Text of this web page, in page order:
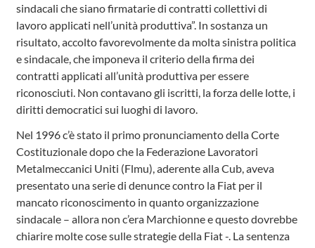
sindacali che siano firmatarie di contratti collettivi di
lavoro applicati nell’unità produttiva”. In sostanza un
risultato, accolto favorevolmente da molta sinistra politica
e sindacale, che imponeva il criterio della firma dei
contratti applicati all’unità produttiva per essere
riconosciuti. Non contavano gli iscritti, la forza delle lotte, i
diritti democratici sui luoghi di lavoro.
Nel 1996 c’è stato il primo pronunciamento della Corte
Costituzionale dopo che la Federazione Lavoratori
Metalmeccanici Uniti (Flmu), aderente alla Cub, aveva
presentato una serie di denunce contro la Fiat per il
mancato riconoscimento in quanto organizzazione
sindacale – allora non c’era Marchionne e questo dovrebbe
chiarire molte cose sulle strategie della Fiat -. La sentenza